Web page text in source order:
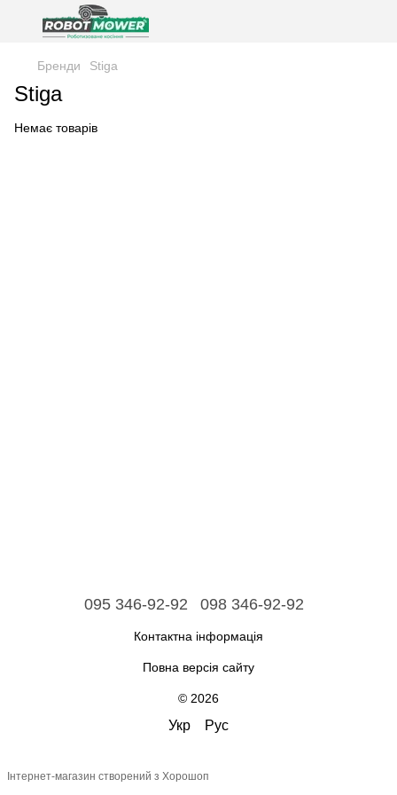
Бренди Stiga
Stiga
Немає товарів
095 346-92-92 098 346-92-92
Контактна інформація
Повна версія сайту
© 2026
Укр Рус
Інтернет-магазин створений з Хорошоп